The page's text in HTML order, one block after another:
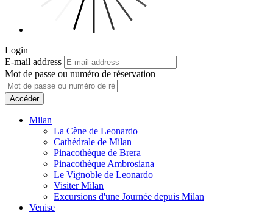
Login
E-mail address
Mot de passe ou numéro de réservation
Accéder
Milan
La Cène de Leonardo
Cathédrale de Milan
Pinacothèque de Brera
Pinacothèque Ambrosiana
Le Vignoble de Leonardo
Visiter Milan
Excursions d'une Journée depuis Milan
Venise